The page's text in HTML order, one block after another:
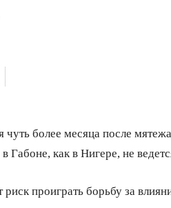
более месяца после
Габоне, как в Нигере, не
проиграть борьбу за